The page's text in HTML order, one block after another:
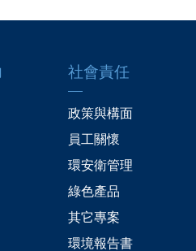
社會責任
政策與構面
員工關懷
環安衛管理
綠色產品
其它專案
環境報告書